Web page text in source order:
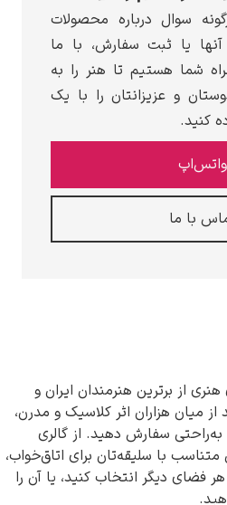
محصولات
سفارش، با ما
تا هنر را به
را با یک
هنرمندان ایران و
اثر کلاسیک و مدرن،
دهید. از گالری
سلیقه‌تان برای اتاق‌خواب،
انتخاب کنید، یا آن را